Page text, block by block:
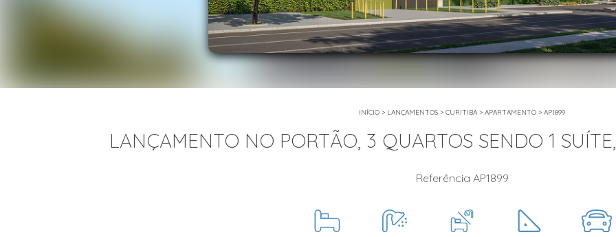
INÍCIO > LANÇAMENTOS > CURITIBA > APARTAMENTO > AP1899
LANÇAMENTO NO PORTÃO, 3 QUARTOS SENDO 1
Referência AP1899